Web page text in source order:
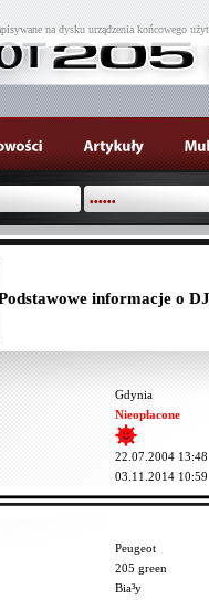
na dysku urządzenia końcowego
informacje o
Gdynia
Nieopłacone
22.07.2004 13:48
03.11.2014 10:59
Peugeot
205 green
Bia³y